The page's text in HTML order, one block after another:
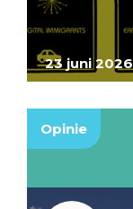
23 juni 2026
Opinie